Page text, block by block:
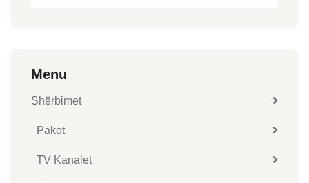
Menu
Shërbimet
Pakot
TV Kanalet